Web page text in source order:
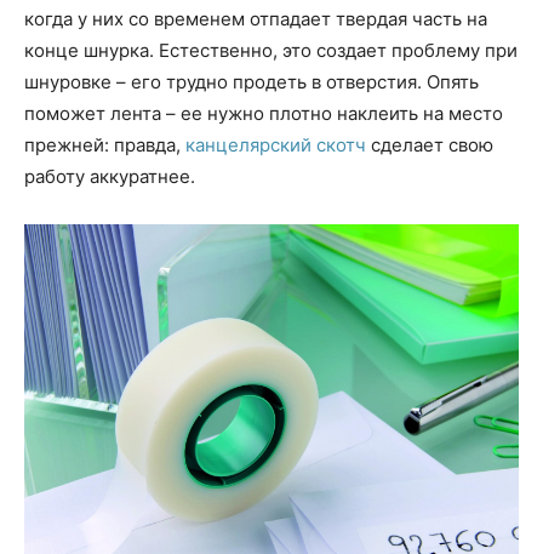
когда у них со временем отпадает твердая часть на
конце шнурка. Естественно, это создает проблему при
шнуровке – его трудно продеть в отверстия. Опять
поможет лента – ее нужно плотно наклеить на место
прежней: правда, канцелярский скотч сделает свою
работу аккуратнее.